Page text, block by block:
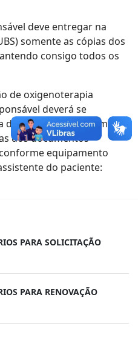
deve entregar na
somente as cópias dos
consigo todos os
de oxigenoterapia
deverá se
de Saúde mais próxima de
dos documentos
equipamento
do paciente:
PARA SOLICITAÇÃO
PARA RENOVAÇÃO